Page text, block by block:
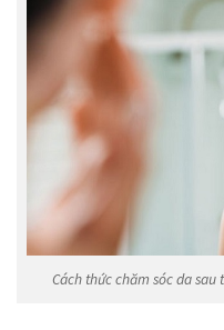
Cách thức chăm sóc da